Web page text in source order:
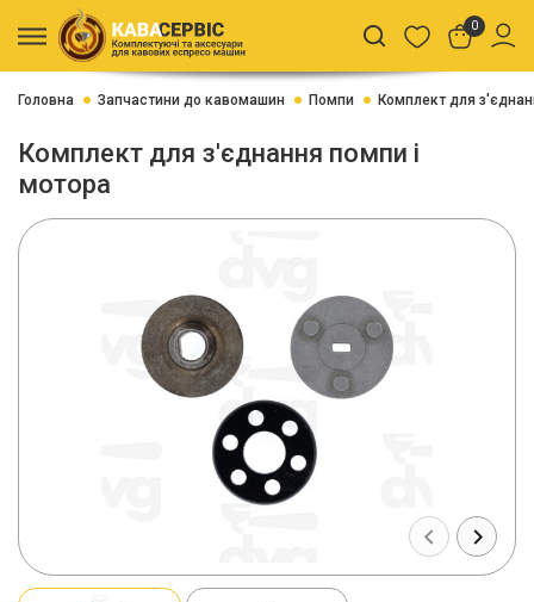
0
Головна Запчастини до кавомашин Помпи Комплект для
Комплект для з'єднання помпи і
мотора